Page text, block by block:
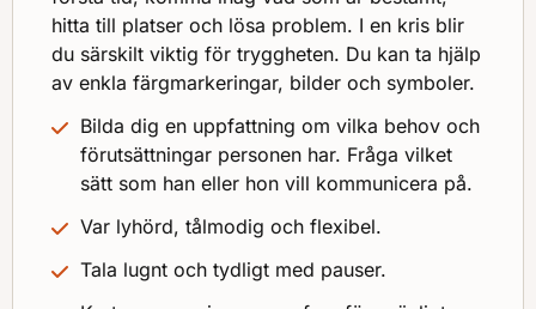
hitta till platser och lösa problem. I en kris blir
du särskilt viktig för tryggheten. Du kan ta hjälp
av enkla färgmarkeringar, bilder och symboler.
Bilda dig en uppfattning om vilka behov och
förutsättningar personen har. Fråga vilket
sätt som han eller hon vill kommunicera på.
Var lyhörd, tålmodig och flexibel.
Tala lugnt och tydligt med pauser.